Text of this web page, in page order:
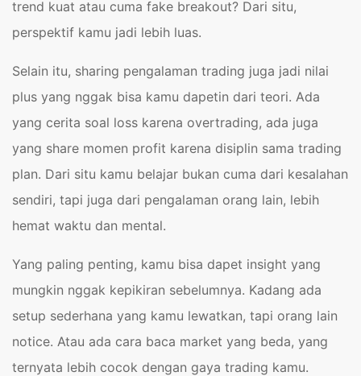
trend kuat atau cuma fake breakout? Dari situ,
perspektif kamu jadi lebih luas.
Selain itu, sharing pengalaman trading juga jadi nilai
plus yang nggak bisa kamu dapetin dari teori. Ada
yang cerita soal loss karena overtrading, ada juga
yang share momen profit karena disiplin sama trading
plan. Dari situ kamu belajar bukan cuma dari kesalahan
sendiri, tapi juga dari pengalaman orang lain, lebih
hemat waktu dan mental.
Yang paling penting, kamu bisa dapet insight yang
mungkin nggak kepikiran sebelumnya. Kadang ada
setup sederhana yang kamu lewatkan, tapi orang lain
notice. Atau ada cara baca market yang beda, yang
ternyata lebih cocok dengan gaya trading kamu.